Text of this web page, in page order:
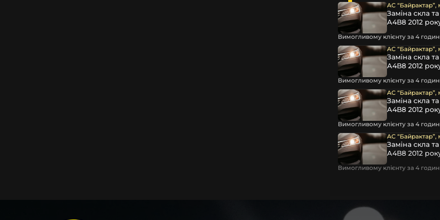
АС “Байрактар”,
Заміна скла
А4В8 2012
Вимогливому клієнту за 4
АС “Байрактар”,
Заміна скла
А4В8 2012
Вимогливому клієнту за 4
АС “Байрактар”,
Заміна скла
А4В8 2012
Вимогливому клієнту за 4
АС “Байрактар”,
Заміна скла
А4В8 2012
Вимогливому клієнту за 4